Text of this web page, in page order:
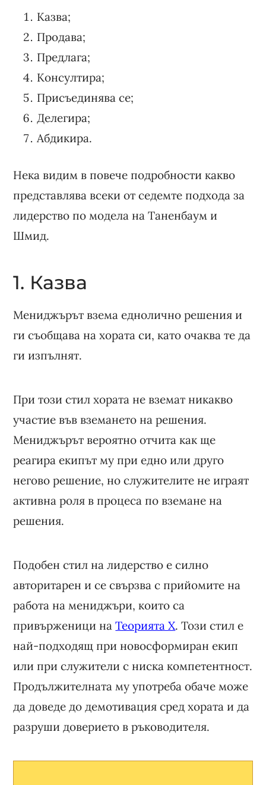
Казва;
Продава;
Предлага;
Консултира;
Присъединява се;
Делегира;
Абдикира.
Нека видим в повече подробности какво
представлява всеки от седемте подхода за
лидерство по модела на Таненбаум и
Шмид.
1. Казва
Мениджърът взема еднолично решения и
ги съобщава на хората си, като очаква те да
ги изпълнят.
При този стил хората не вземат никакво
участие във вземането на решения.
Мениджърът вероятно отчита как ще
реагира екипът му при едно или друго
негово решение, но служителите не играят
активна роля в процеса по вземане на
решения.
Подобен стил на лидерство е силно
авторитарен и се свързва с прийомите на
работа на мениджъри, които са
привърженици наТеорията X. Този стил е
най-подходящ при новосформиран екип
или при служители с ниска компетентност.
Продължителната му употреба обаче може
да доведе до демотивация сред хората и да
разруши доверието в ръководителя.